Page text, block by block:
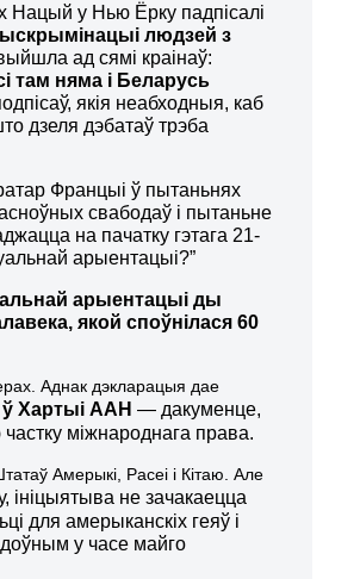
Нацый у Нью Ёрку падпісалі
людзей з
ад сямі краінаў:
там няма і Беларусь
якія неабходныя, каб
дзеля дэбатаў трэба
Францыі ў пытаньнях
свабодаў і пытаньне
на пачатку гэтага 21-
арыентацыі?”
арыентацыі ды
якой споўнілася 60
Аднак дэкларацыя дае
ў Хартыі ААН— дакуменце,
міжнароднага права.
Амерыкі, Расеі і Кітаю. Але
ініцыятыва не зачакаецца
для амерыканскіх геяў і
у часе майго